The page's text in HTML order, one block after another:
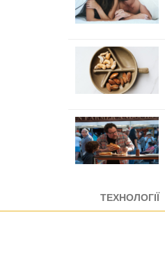
ТЕХНОЛОГІЇ